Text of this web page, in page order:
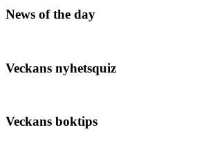
News of the day
Veckans nyhetsquiz
Veckans boktips